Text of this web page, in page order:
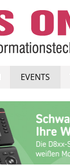
EVENTS